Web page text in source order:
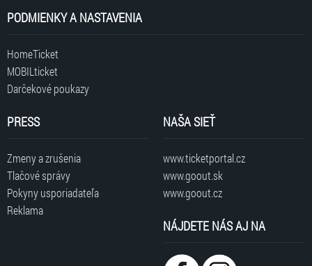
PODMIENKY A NASTAVENIA
HomeTicket
MOBILticket
Darčekové poukazy
PRESS
Zmeny a zrušenia
Tlačové správy
Pokyny usporiadateľa
Reklama
NAŠA SIEŤ
www.ticketportal.cz
www.goout.sk
www.goout.cz
NÁJDETE NÁS AJ NA